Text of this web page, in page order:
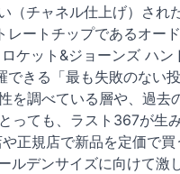
チャネル仕上げ）さ
ートチップであるオー
ケット&ジョーンズ ハ
きる「最も失敗のない
調べている層や、過
ても、ラスト367が生
正規店で新品を定価で
デンサイズに向けて激